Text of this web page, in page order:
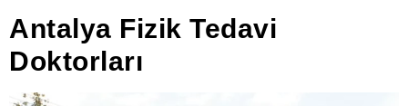
Antalya Fizik Tedavi
Doktorları